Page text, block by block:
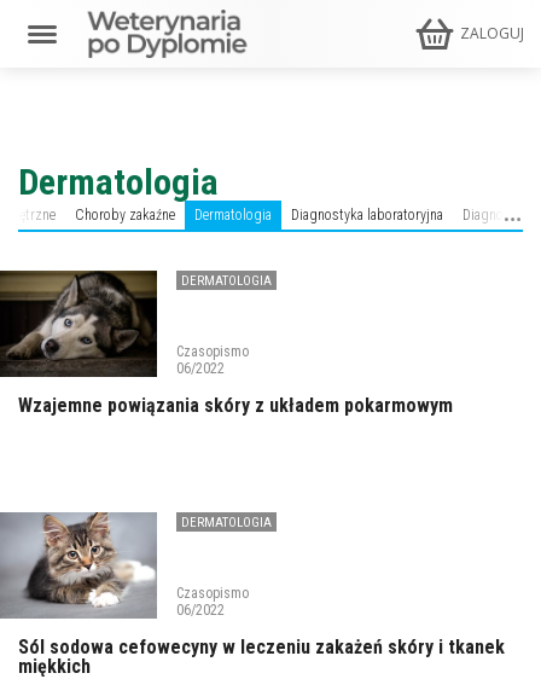
ZALOGUJ
Dermatologia
Choroby zakaźne Dermatologia Diagnostyka laboratoryjna Diagnostyka
DERMATOLOGIA
Czasopismo
06/2022
Wzajemne powiązania skóry z układem pokarmowym
DERMATOLOGIA
Czasopismo
06/2022
Sól sodowa cefowecyny w leczeniu zakażeń skóry i tkanek
miękkich